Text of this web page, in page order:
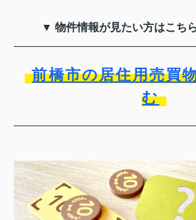
▼ 物件情報が見たい方はこち
前橋市の居住用売買
む